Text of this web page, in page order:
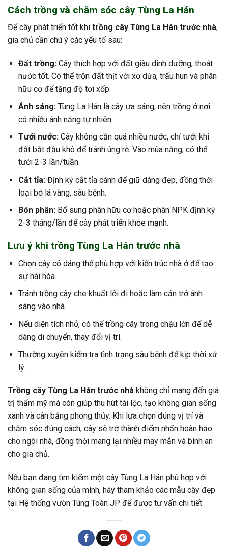
Cách trồng và chăm sóc cây Tùng La Hán
Để cây phát triển tốt khi trồng cây Tùng La Hán trước nhà,
gia chủ cần chú ý các yếu tố sau:
Đất trồng:Cây thích hợp với đất giàu dinh dưỡng, thoát
nước tốt. Có thể trộn đất thịt với xơ dừa, trấu hun và phân
hữu cơ để tăng độ tơi xốp.
Ánh sáng:Tùng La Hán là cây ưa sáng, nên trồng ở nơi
có nhiều ánh nắng tự nhiên.
Tưới nước:Cây không cần quá nhiều nước, chỉ tưới khi
đất bắt đầu khô để tránh úng rễ. Vào mùa nắng, có thể
tưới 2-3 lần/tuần.
Cắt tỉa:Định kỳ cắt tỉa cành để giữ dáng đẹp, đồng thời
loại bỏ lá vàng, sâu bệnh.
Bón phân:Bổ sung phân hữu cơ hoặc phân NPK định kỳ
2-3 tháng/lần để cây phát triển khỏe mạnh.
Lưu ý khi trồng Tùng La Hán trước nhà
Chọn cây có dáng thế phù hợp với kiến trúc nhà ở để tạo
sự hài hòa.
Tránh trồng cây che khuất lối đi hoặc làm cản trở ánh
sáng vào nhà.
Nếu diện tích nhỏ, có thể trồng cây trong chậu lớn để dễ
dàng di chuyển, thay đổi vị trí.
Thường xuyên kiểm tra tình trạng sâu bệnh để kịp thời xử
lý.
Trồng cây Tùng La Hán trước nhà không chỉ mang đến giá
trị thẩm mỹ mà còn giúp thu hút tài lộc, tạo không gian sống
xanh và cân bằng phong thủy. Khi lựa chọn đúng vị trí và
chăm sóc đúng cách, cây sẽ trở thành điểm nhấn hoàn hảo
cho ngôi nhà, đồng thời mang lại nhiều may mắn và bình an
cho gia chủ.
Nếu bạn đang tìm kiếm một cây Tùng La Hán phù hợp với
không gian sống của mình, hãy tham khảo các mẫu cây đẹp
tại Hệ thống vườn Tùng Toàn JP để được tư vấn chi tiết.